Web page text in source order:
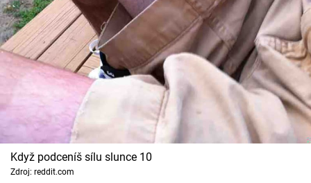
Když podceníš sílu slunce 10
Zdroj: reddit.com